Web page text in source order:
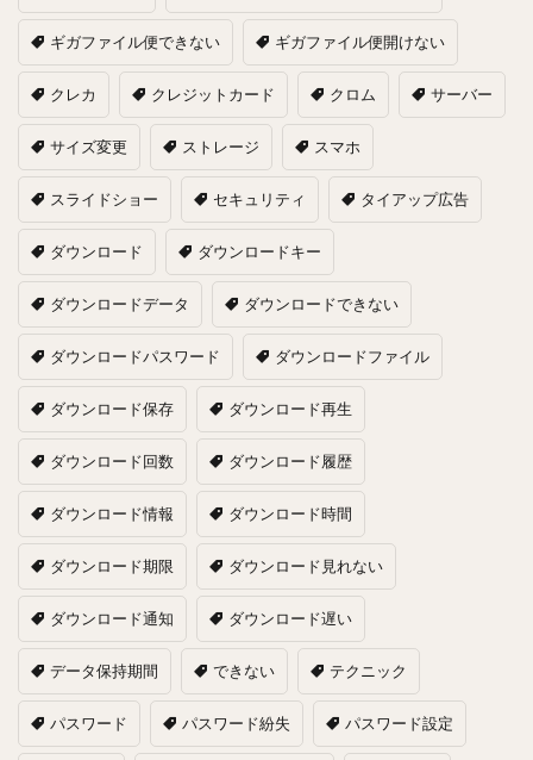
ギガファイル便できない ギガファイル便開けない
クレカ クレジットカード クロム サーバー
サイズ変更 ストレージ スマホ
スライドショー セキュリティ タイアップ広告
ダウンロード ダウンロードキー
ダウンロードデータ ダウンロードできない
ダウンロードパスワード ダウンロードファイル
ダウンロード保存 ダウンロード再生
ダウンロード回数 ダウンロード履歴
ダウンロード情報 ダウンロード時間
ダウンロード期限 ダウンロード見れない
ダウンロード通知 ダウンロード遅い
データ保持期間 できない テクニック
パスワード パスワード紛失 パスワード設定